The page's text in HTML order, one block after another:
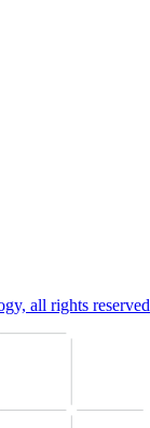
all rights reserved